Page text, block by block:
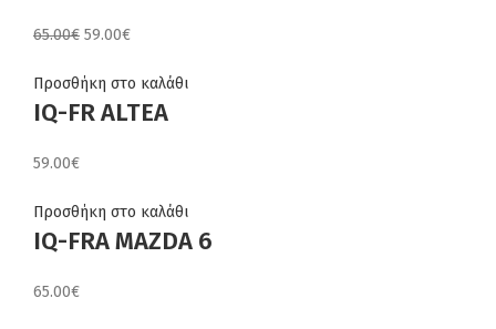
65.00€ Original
was:
65.00€.
59.00€Η
τιμή
είναι:
Προσθήκη στο καλάθι
IQ-FR ALTEA
59.00€
Προσθήκη στο καλάθι
IQ-FRA MAZDA 6
65.00€